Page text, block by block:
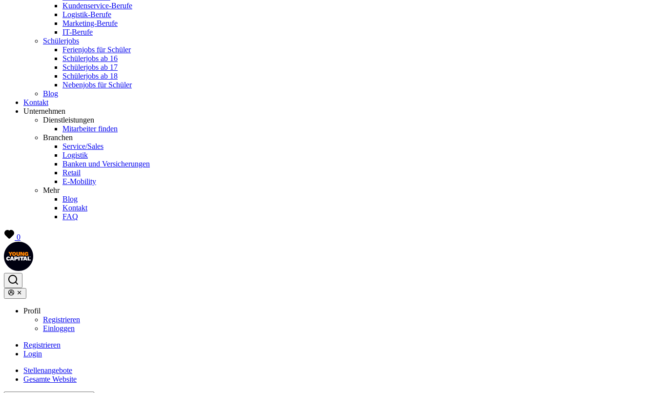
Kundenservice-Berufe
Logistik-Berufe
Marketing-Berufe
IT-Berufe
Schülerjobs
Ferienjobs für Schüler
Schülerjobs ab 16
Schülerjobs ab 17
Schülerjobs ab 18
Nebenjobs für Schüler
Blog
Kontakt
Unternehmen
Dienstleistungen
Mitarbeiter finden
Branchen
Service/Sales
Logistik
Banken und Versicherungen
Retail
E-Mobility
Mehr
Blog
Kontakt
FAQ
0
Profil
Registrieren
Einloggen
Registrieren
Login
Stellenangebote
Gesamte Website